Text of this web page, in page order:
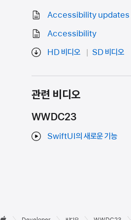
Accessibility updates
Accessibility
HD 비디오
SD 비디오
관련 비디오
WWDC23
SwiftUI의 새로운 기능
